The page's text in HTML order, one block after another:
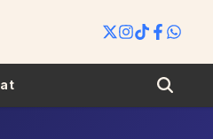
Search